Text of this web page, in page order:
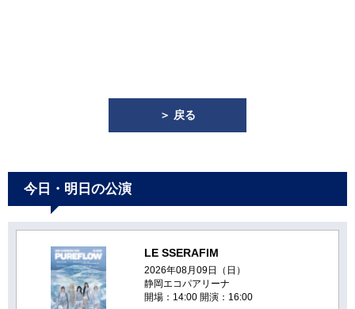
＞ 戻る
今日・明日の公演
LE SSERAFIM
2026年08月09日（日）
静岡エコパアリーナ
開場：14:00 開演：16:00